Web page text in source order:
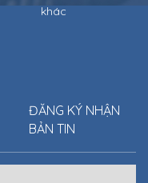
khác
ĐĂNG KÝ NHẬN
BẢN TIN